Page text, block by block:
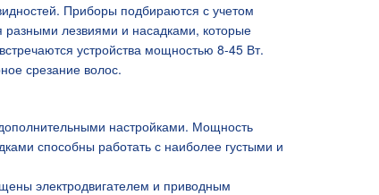
Приборы подбираются с учетом
лезвиями и насадками, которые
устройства мощностью 8-45 Вт.
срезание волос.
настройками. Мощность
способны работать с наиболее густыми и
электродвигателем и приводным